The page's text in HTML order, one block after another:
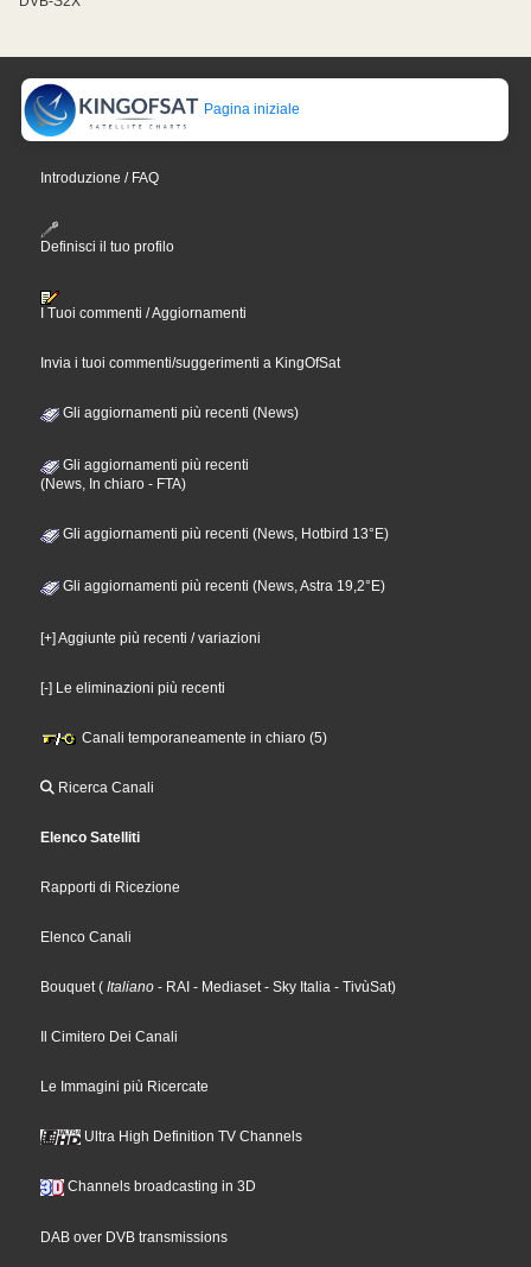
Pagina iniziale
Introduzione / FAQ
Definisci il tuo profilo
I Tuoi commenti / Aggiornamenti
Invia i tuoi commenti/suggerimenti a KingOfSat
Gli aggiornamenti più recenti (News)
Gli aggiornamenti più recenti
(News, In chiaro - FTA)
Gli aggiornamenti più recenti (News, Hotbird 13°E)
Gli aggiornamenti più recenti (News, Astra 19,2°E)
[+] Aggiunte più recenti / variazioni
[-] Le eliminazioni più recenti
Canali temporaneamente in chiaro (5)
Ricerca Canali
Elenco Satelliti
Rapporti di Ricezione
Elenco Canali
Bouquet ( Italiano - RAI - Mediaset - Sky Italia - TivùSat)
Il Cimitero Dei Canali
Le Immagini più Ricercate
Ultra High Definition TV Channels
Channels broadcasting in 3D
DAB over DVB transmissions